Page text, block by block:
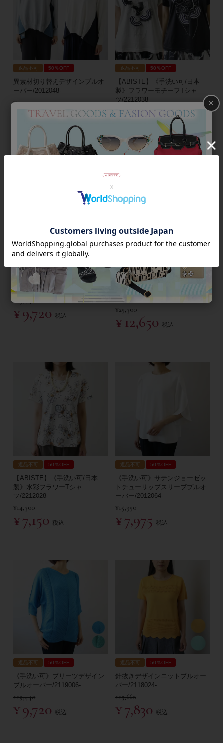
返品不可 50％OFF
異素材切り替えデザインプルオ
ーバー/2012048-
¥20,900
10,450 税込
返品不可 50％OFF
【ABISTE】《手洗い可/日本
製》フラワーモチーフTシャ
ツ/2212038-
25,300
12,650 税込
返品不可 50％OFF
ビジューデザインカットソ
ー/2118060-
¥
¥9,720 税込
返品不可 50％OFF
【ABISTE】《手洗い可/日本
製》楊柳テープ刺繍Tシャ
ツ/2212037-
¥25,300
¥ 12,650 税込
返品不可 50％OFF
【ABISTE】《手洗い可/日本
製》水彩フラワーTシャ
ツ/2212028-
¥14,300
¥7,150 税込
返品不可 50％OFF
《手洗い可》サテンジョーゼッ
トチューリップスリーブプルオ
ーバー/2012064-
¥15,950
¥7,975 税込
返品不可 50％OFF
《手洗い可》プリーツデザイン
プルオーバー/2119006-
¥19,440
¥9,720 税込
返品不可 50％OFF
針抜きデザインニットプルオー
バー/2118024-
¥15,660
¥7,830 税込
×